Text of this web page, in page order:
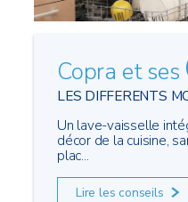
Copra et ses
LES DIFFERENTS
Un lave-vaisselle
décor de la cuisine,
plac...
Lire les conseils